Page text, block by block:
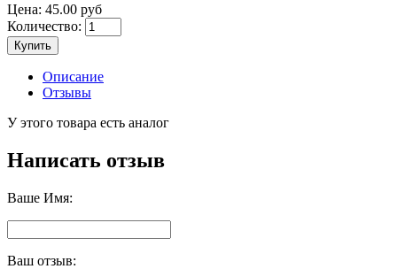
Цена: 45.00 руб
Количество:
Купить
Описание
Отзывы
У этого товара есть аналог
Написать отзыв
Ваше Имя:
Ваш отзыв: